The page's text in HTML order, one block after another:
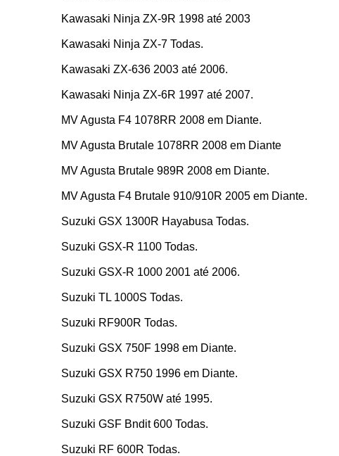
Kawasaki Ninja ZX-9R 1998 até 2003
Kawasaki Ninja ZX-7 Todas.
Kawasaki ZX-636 2003 até 2006.
Kawasaki Ninja ZX-6R 1997 até 2007.
MV Agusta F4 1078RR 2008 em Diante.
MV Agusta Brutale 1078RR 2008 em Diante
MV Agusta Brutale 989R 2008 em Diante.
MV Agusta F4 Brutale 910/910R 2005 em Diante.
Suzuki GSX 1300R Hayabusa Todas.
Suzuki GSX-R 1100 Todas.
Suzuki GSX-R 1000 2001 até 2006.
Suzuki TL 1000S Todas.
Suzuki RF900R Todas.
Suzuki GSX 750F 1998 em Diante.
Suzuki GSX R750 1996 em Diante.
Suzuki GSX R750W até 1995.
Suzuki GSF Bndit 600 Todas.
Suzuki RF 600R Todas.